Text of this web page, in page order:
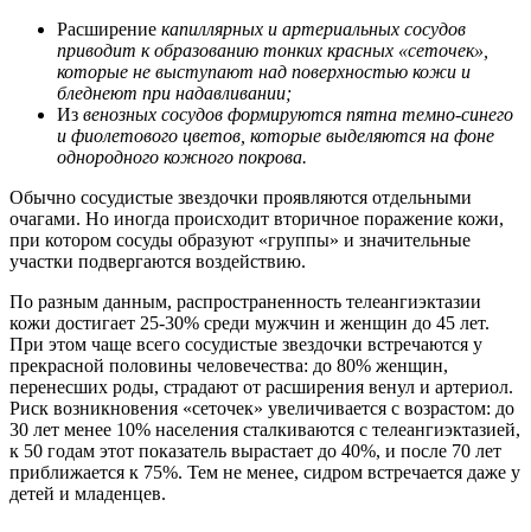
Расширение капиллярных и артериальных сосудов
приводит к образованию тонких красных «сеточек»,
которые не выступают над поверхностью кожи и
бледнеют при надавливании;
Из венозных сосудов формируются пятна темно-синего
и фиолетового цветов, которые выделяются на фоне
однородного кожного покрова.
Обычно сосудистые звездочки проявляются отдельными
очагами. Но иногда происходит вторичное поражение кожи,
при котором сосуды образуют «группы» и значительные
участки подвергаются воздействию.
По разным данным, распространенность телеангиэктазии
кожи достигает 25-30% среди мужчин и женщин до 45 лет.
При этом чаще всего сосудистые звездочки встречаются у
прекрасной половины человечества: до 80% женщин,
перенесших роды, страдают от расширения венул и артериол.
Риск возникновения «сеточек» увеличивается с возрастом: до
30 лет менее 10% населения сталкиваются с телеангиэктазией,
к 50 годам этот показатель вырастает до 40%, и после 70 лет
приближается к 75%. Тем не менее, сидром встречается даже у
детей и младенцев.